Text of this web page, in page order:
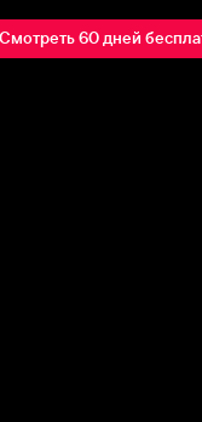
Смотреть 60 дней